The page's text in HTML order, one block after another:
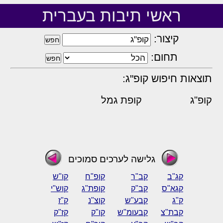
ראשי תיבות בעברית
קיצור:
תחום:
תוצאות חיפוש קופ"ג:
קופ"ג קופת גמל
גלישה לערכים סמוכים
קג"ב קב"ר קופ"ח
קו"ש
קגא"ס
קב"ק קופת"ג
קוש"י
ק"ג
קבע"ש קוצ"נ
ק"ז
קבת"צ
קבעומ"ש קו"ק
קז"ק